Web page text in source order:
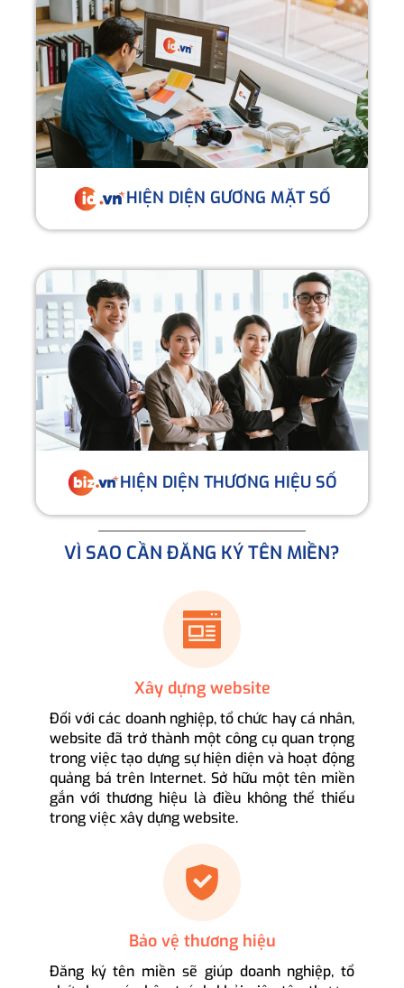
HIỆN DIỆN GƯƠNG MẶT SỐ
HIỆN DIỆN THƯƠNG HIỆU SỐ
VÌ SAO CẦN ĐĂNG KÝ TÊN MIỀN?
Xây dựng website
Đối với các doanh nghiệp, tổ chức hay cá nhân,
website đã trở thành một công cụ quan trọng
trong việc tạo dựng sự hiện diện và hoạt động
quảng bá trên Internet. Sở hữu một tên miền
gắn với thương hiệu là điều không thể thiếu
trong việc xây dựng website.
Bảo vệ thương hiệu
Đăng ký tên miền sẽ giúp doanh nghiệp, tổ